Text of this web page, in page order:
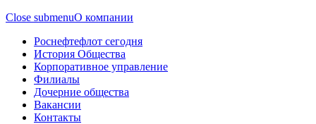
Close submenuО компании
Роснефтефлот сегодня
История Общества
Корпоративное управление
Филиалы
Дочерние общества
Вакансии
Контакты